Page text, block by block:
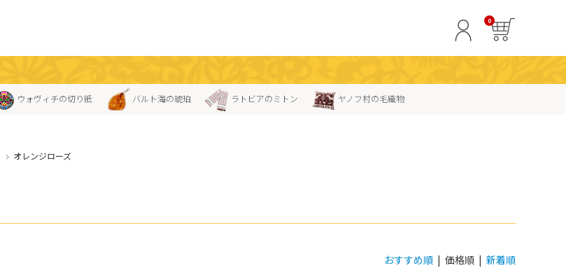
0
ウォヴィチの切り紙 バルト海の琥珀 ラトビアのミトン ヤノフ村の毛織物
オレンジローズ
おすすめ順 | 価格順 | 新着順